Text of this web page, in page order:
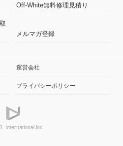
Off-White無料修理見積り
メルマガ登録
運営会社
プライバシーポリシー
International inc.